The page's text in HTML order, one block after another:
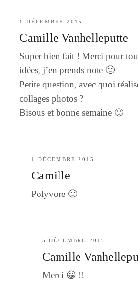
1 DÉCEMBRE 2015
Camille Vanhelleputte
Super bien fait ! Merci pour
idées, j’en prends note 🙂
Petite question, avec quoi
collages photos ?
Bisous et bonne semaine 🙂
1 DÉCEMBRE 2015
Camille
Polyvore 🙂
5 DÉCEMBRE 2015
Camille
Merci 😀 !!